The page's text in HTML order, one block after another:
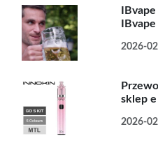
2026-
sklep e
2026-